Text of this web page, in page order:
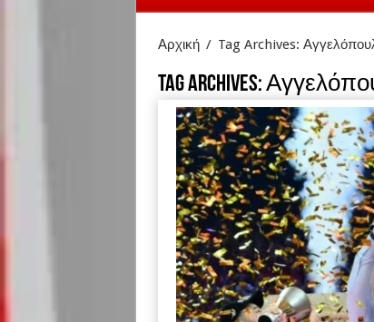
Αρχική / Tag Archives:
Tag Archives: